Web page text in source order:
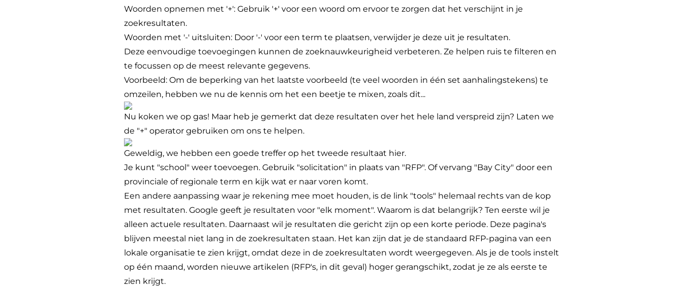
Woorden opnemen met '+': Gebruik '+' voor een woord om ervoor te zorgen dat het verschijnt in je
zoekresultaten.
Woorden met '-' uitsluiten: Door '-' voor een term te plaatsen, verwijder je deze uit je resultaten.
Deze eenvoudige toevoegingen kunnen de zoeknauwkeurigheid verbeteren. Ze helpen ruis te filteren en
te focussen op de meest relevante gegevens.
Voorbeeld: Om de beperking van het laatste voorbeeld (te veel woorden in één set aanhalingstekens) te
omzeilen, hebben we nu de kennis om het een beetje te mixen, zoals dit...
Nu koken we op gas! Maar heb je gemerkt dat deze resultaten over het hele land verspreid zijn? Laten we
de "+" operator gebruiken om ons te helpen.
Geweldig, we hebben een goede treffer op het tweede resultaat hier.
Je kunt "school" weer toevoegen. Gebruik "solicitation" in plaats van "RFP". Of vervang "Bay City" door een
provinciale of regionale term en kijk wat er naar voren komt.
Een andere aanpassing waar je rekening mee moet houden, is de link "tools" helemaal rechts van de kop
met resultaten. Google geeft je resultaten voor "elk moment". Waarom is dat belangrijk? Ten eerste wil je
alleen actuele resultaten. Daarnaast wil je resultaten die gericht zijn op een korte periode. Deze pagina's
blijven meestal niet lang in de zoekresultaten staan. Het kan zijn dat je de standaard RFP-pagina van een
lokale organisatie te zien krijgt, omdat deze in de zoekresultaten wordt weergegeven. Als je de tools instelt
op één maand, worden nieuwe artikelen (RFP's, in dit geval) hoger gerangschikt, zodat je ze als eerste te
zien krijgt.